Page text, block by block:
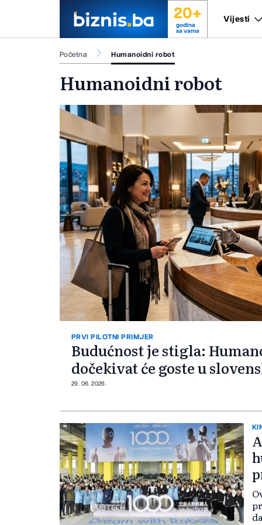
20+
godina
sa vama
Vijesti
Početna Humanoidni robot
Humanoidni robot
PRVI PILOTNI PRIMJER
Budućnost je stigla:
dočekivat će goste u
29. 06. 2026.